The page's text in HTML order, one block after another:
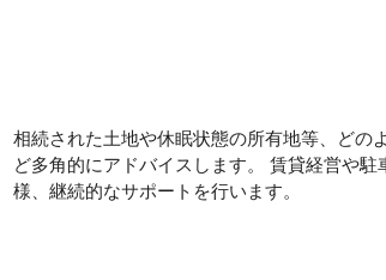
相続された土地や休眠状態の所有地等、どの
ど多角的にアドバイスします。 賃貸経営や
様、継続的なサポートを行います。